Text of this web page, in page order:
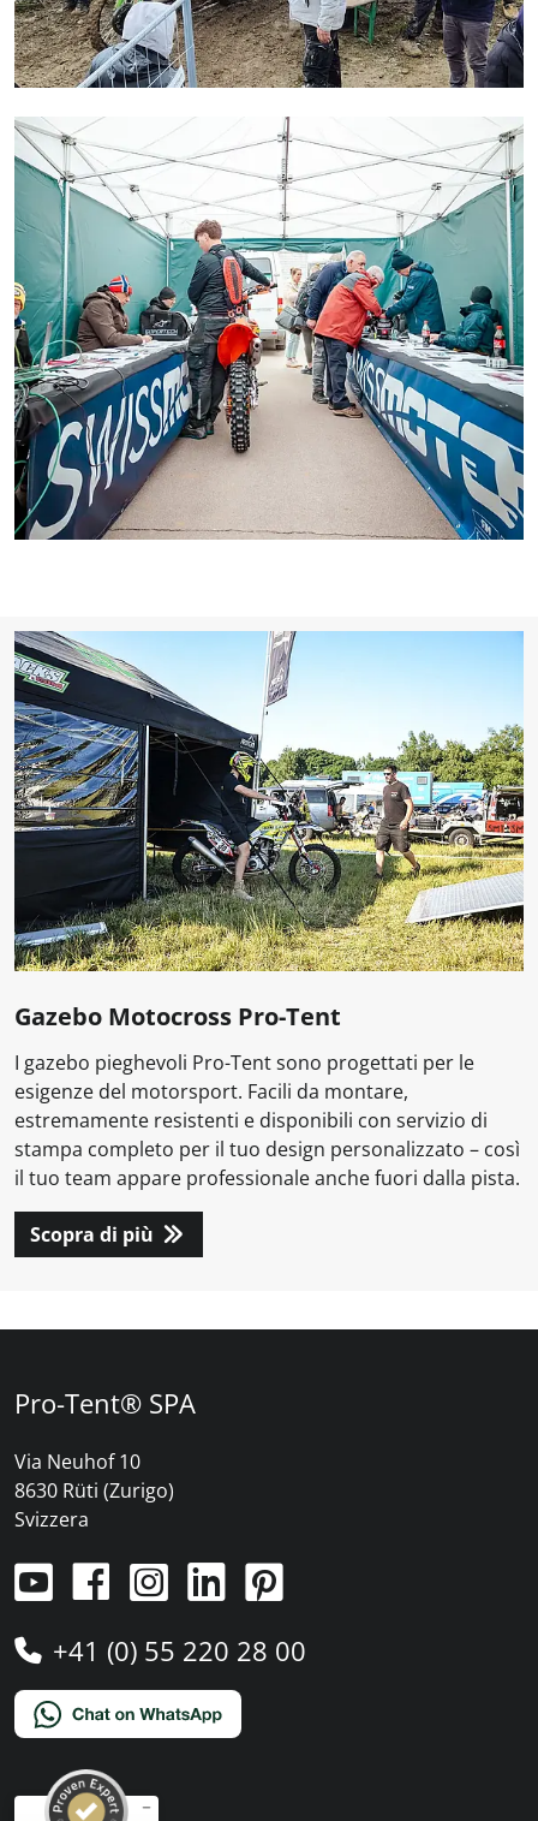
Gazebo Motocross Pro-Tent
I gazebo pieghevoli Pro-Tent sono progettati per le
esigenze del motorsport. Facili da montare,
estremamente resistenti e disponibili con servizio di
stampa completo per il tuo design personalizzato – così
il tuo team appare professionale anche fuori dalla pista.
Scopra di più
Pro-Tent® SPA
Via Neuhof 10
8630 Rüti (Zurigo)
Svizzera
+41 (0) 55 220 28 00